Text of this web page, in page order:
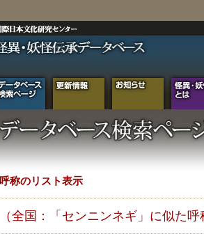
呼称のリスト表示
（全国：「センニンネギ」に似た呼